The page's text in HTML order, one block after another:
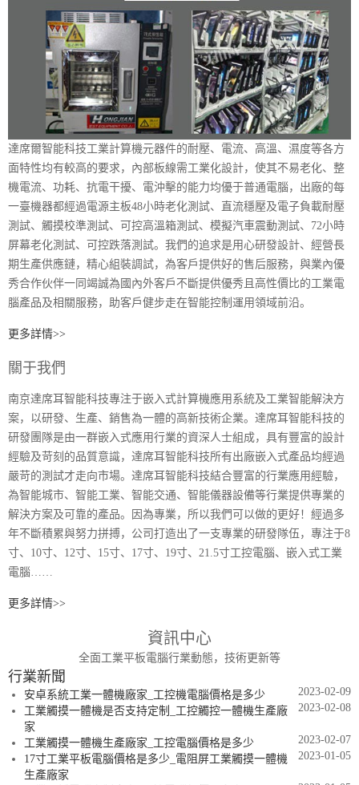
達席爾智能科技工業計算機元器件的耐壓、電流、高溫、濕度等各方
面特性均有較高的要求，內部板線需工業化設計，使其不易老化、整
機電流、功耗、抗電干擾、電沖擊的能力均優于普通電腦，出廠的每
一臺機器都經過電源主板48小時老化測試、直流穩壓及電子負載耐壓
測試、觸摸校準測試、可控高溫箱測試、模擬汽車震動測試、72小時
屏幕老化測試、可控跌落測試。我們的追求是用心研發設計、經營長
期生產供應鏈，精心組裝調試，為客戶提供好的售后服務，與業內優
秀合作伙伴一同竭誠為國內外客戶不斷提供優秀且高性價比的工業電
腦產品及相關服務，助客戶健步走在智能控制運用領域前沿。
更多詳情>>
關于我們
南京達席耳智能科技專注于嵌入式計算機應用系統及工業智能解決方
案，以研發、生產、銷售為一體的高新技術企業。達席耳智能科技的
研發團隊是由一群嵌入式應用行業的資深人士組成，具有豐富的設計
經驗及苛刻的品質意識，達席耳智能科技所有出廠嵌入式產品均經過
嚴苛的測試才走向市場。達席耳智能科技結合豐富的行業應用經驗，
為智能城市、智能工業、智能交通、智能儀器設備等行業提供專業的
解決方案及可靠的產品。因為專業，所以我們可以做的更好！經過多
年不斷積累與努力拼搏，公司打造出了一支專業的研發隊伍，專注于8
寸、10寸、12寸、15寸、17寸、19寸、21.5寸工控電腦、嵌入式工業
電腦……
更多詳情>>
資訊中心
全面工業平板電腦行業動態，技術更新等
行業新聞
2023-02-09
安卓系統工業一體機廠家_工控機電腦價格是多少
2023-02-08
工業觸摸一體機是否支持定制_工控觸控一體機生產廠
家
2023-02-07
工業觸摸一體機生產廠家_工控電腦價格是多少
2023-01-05
17寸工業平板電腦價格是多少_電阻屏工業觸摸一體機
生產廠家